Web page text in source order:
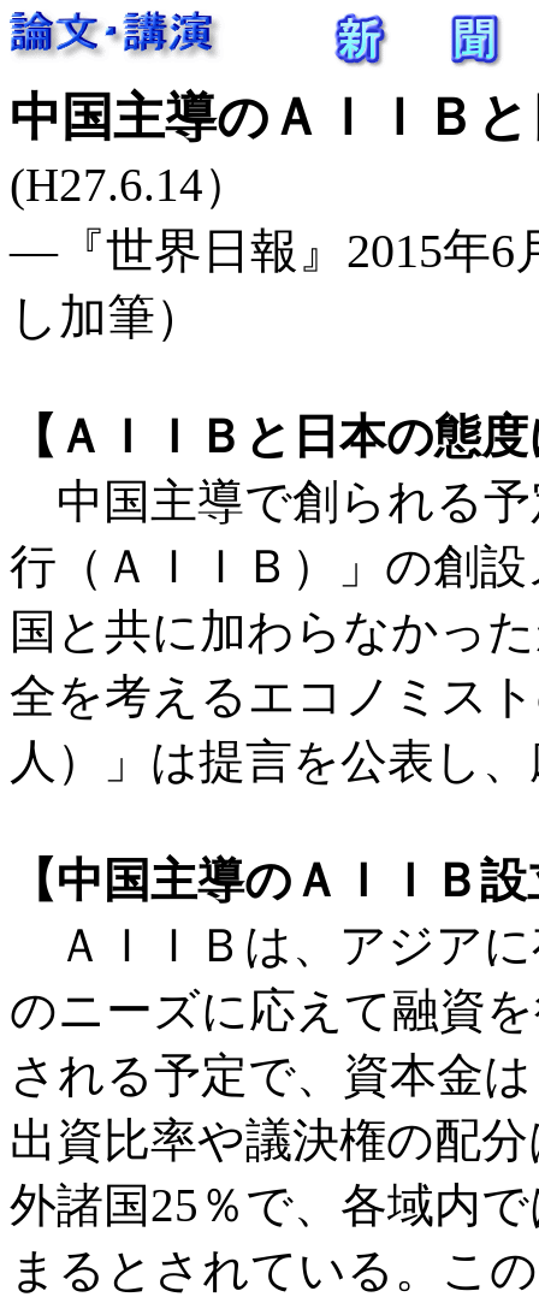
中国主導のＡＩＩＢ
(H27.6.14）
―『世界日報』2015年6
し加筆）
【ＡＩＩＢと日本の態
中国主導で創られる
行（ＡＩＩＢ）」の創
国と共に加わらなかっ
全を考えるエコノミス
人）」は提言を公表し
【中国主導のＡＩＩＢ
ＡＩＩＢは、アジア
のニーズに応えて融資
される予定で、資本金
出資比率や議決権の配
外諸国25％で、各域内
まるとされている。こ